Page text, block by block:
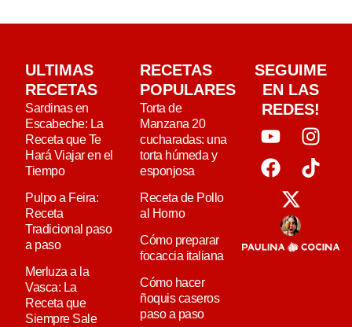
ULTIMAS
RECETAS
Sardinas en
Escabeche: La
Receta que Te
Hará Viajar en el
Tiempo
Pulpo a Feira:
Receta
Tradicional paso
a paso
Merluza a la
Vasca: La
Receta que
Siempre Sale
RECETAS
POPULARES
Torta de
Manzana 20
cucharadas: una
torta húmeda y
esponjosa
Receta de Pollo
al Horno
Cómo preparar
focaccia italiana
Cómo hacer
ñoquis caseros
paso a paso
SEGUIME
EN LAS
REDES!